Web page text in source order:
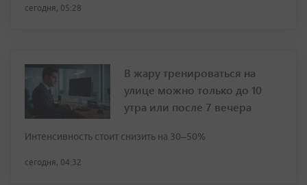
сегодня, 05:28
В жару тренироваться на
улице можно только до 10
утра или после 7 вечера
Интенсивность стоит снизить на 30–50%
сегодня, 04:32